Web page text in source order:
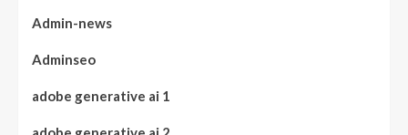
Admin-news
Adminseo
adobe generative ai 1